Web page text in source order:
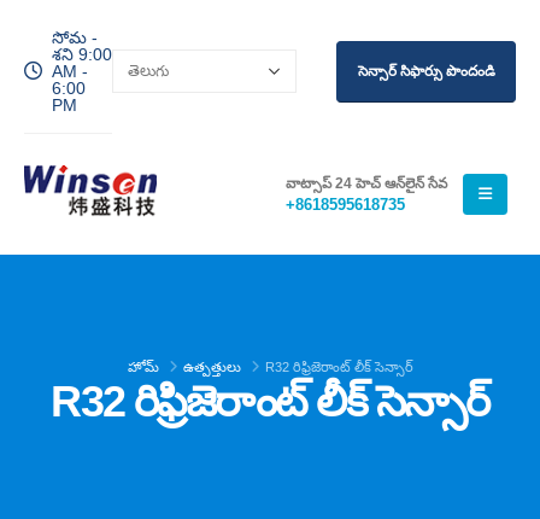
సోమ -
శని 9:00
AM -
6:00
PM
సెన్సార్ సిఫార్సు పొందండి
వాట్సాప్ 24 హెచ్ ఆన్‌లైన్ సేవ
+8618595618735
హోమ్ ఉత్పత్తులు R32 రిఫ్రిజెరాంట్ లీక్ సెన్సార్
R32 రిఫ్రిజెరాంట్ లీక్ సెన్సార్